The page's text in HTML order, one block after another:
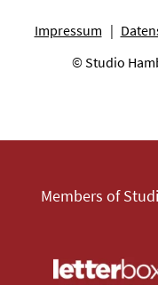
Impressum
© Studio
Members of